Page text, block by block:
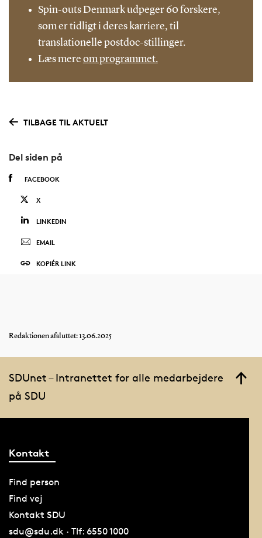
Spin-outs Denmark udpeger 60 forskere,
som er tidligt i deres karriere, til
translationelle postdoc-stillinger.
Læs mere om programmet.
TILBAGE TIL AKTUELT
Del siden på
FACEBOOK
X
LINKEDIN
EMAIL
KOPIÉR LINK
Redaktionen afsluttet: 13.06.2025
SDUnet – Intranettet for alle medarbejdere
på SDU
Kontakt
Find person
Find vej
Kontakt SDU
sdu@sdu.dk · Tlf: 6550 1000